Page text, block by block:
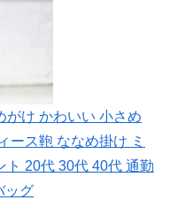
がけ かわいい 小さめ
ース鞄 ななめ掛け ミ
ト 20代 30代 40代 通勤
ッグ